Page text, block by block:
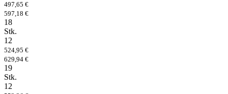
497,65 €
597,18 €
18
Stk.
12
524,95 €
629,94 €
19
Stk.
12